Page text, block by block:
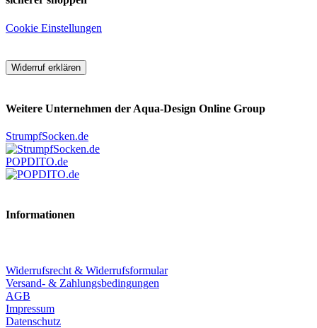
Cookie Einstellungen
Widerruf erklären
Weitere Unternehmen der Aqua-Design Online Group
StrumpfSocken.de
POPDITO.de
Informationen
Widerrufsrecht & Widerrufsformular
Versand- & Zahlungsbedingungen
AGB
Impressum
Datenschutz